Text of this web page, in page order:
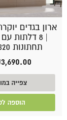
ארון בגדים
| 8 דלתות
תחתונות 320 ס"מ
3,690.00
צפייה
הוספה